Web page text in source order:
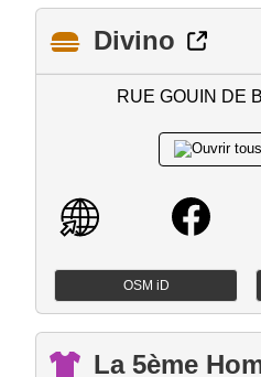
Divino
RUE GOUIN DE
OSM iD
La 5ème